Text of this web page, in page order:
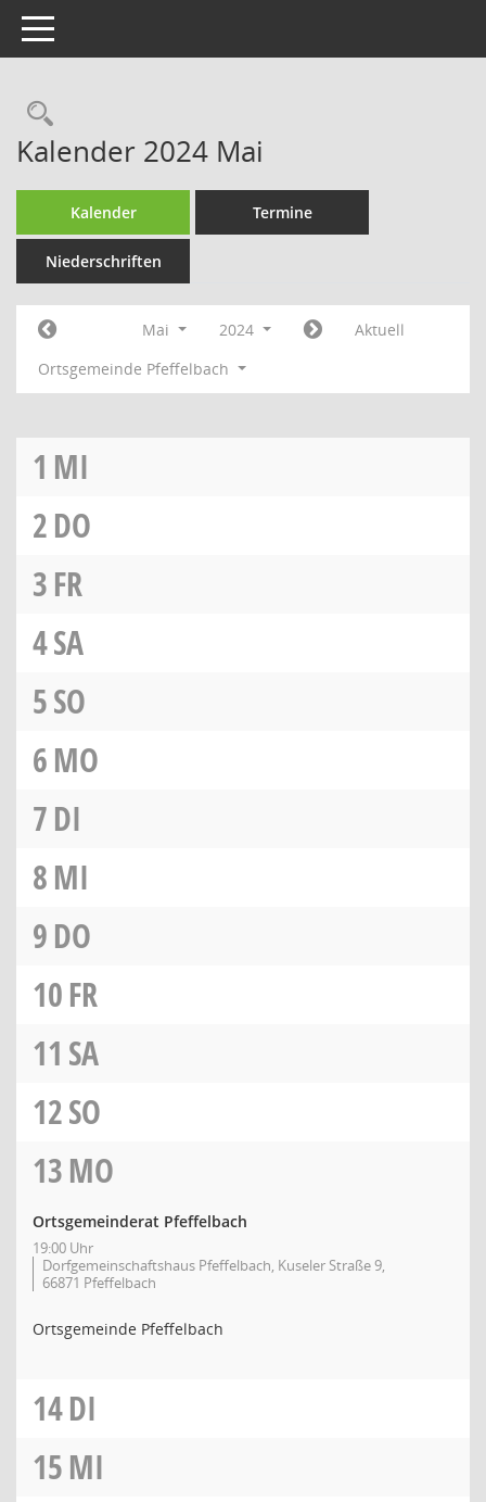
Toggle navigation
Rechercheauswahl
Kalender 2024 Mai
Kalender Termine
Niederschriften
Mai 2024
Aktuell
Ortsgemeinde Pfeffelbach
1 MI
2DO
3FR
4SA
5SO
6MO
7DI
8MI
9DO
10FR
11 SA
12SO
13MO
Ortsgemeinderat Pfeffelbach
19:00 Uhr
Dorfgemeinschaftshaus Pfeffelbach, Kuseler Straße 9,
66871 Pfeffelbach
Ortsgemeinde Pfeffelbach
14DI
15MI